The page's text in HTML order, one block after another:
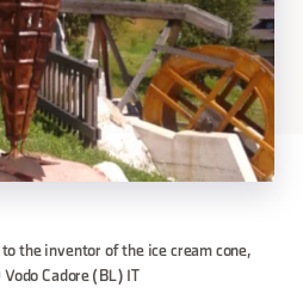
the inventor of the ice cream cone,
Cadore (BL) IT